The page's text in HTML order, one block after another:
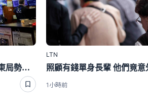
美股收盤》市場緊盯財報、中東局勢！道瓊跌464點 台積電ADR漲逾1％
LTN
1小時前